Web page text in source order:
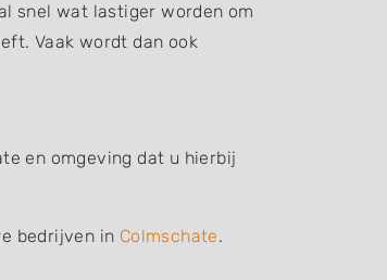
snel wat lastiger worden om
Vaak wordt dan ook
en omgeving dat u hierbij
bedrijven in Colmschate.